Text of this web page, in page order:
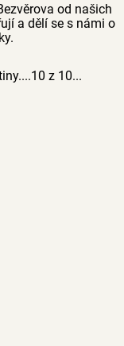
od našich
a dělí se s námi o
z 10...